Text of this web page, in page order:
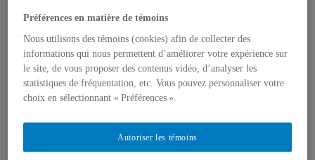
Accueil
À propos
Numéros en texte intégral
4 | Varia 2022
3 | Varia 2020-21
Préférences en matière de témoins
Nous utilisons des témoins (cookies) afin de collecter des
informations qui nous permettent d’améliorer votre expérience sur
le site, de vous proposer des contenus vidéo, d’analyser les
statistiques de fréquentation, etc. Vous pouvez personnaliser votre
choix en sélectionnant « Préférences ».
Autoriser les témoins